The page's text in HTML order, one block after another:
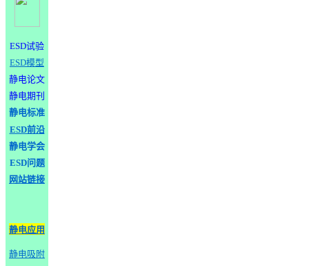
ESD试验
ESD模型
静电论文
静电期刊
静电标准
ESD前沿
静电学会
ESD问题
网站链接
静电应用
静电吸附